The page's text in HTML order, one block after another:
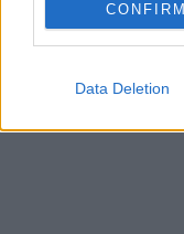
CONFIRM
Data Deletion